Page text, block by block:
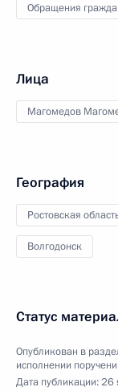
Обращения
Лица
Магомедов
География
Ростовская
Волгодонск
Статус
Опубликован в
исполнении
Дата публикации:26